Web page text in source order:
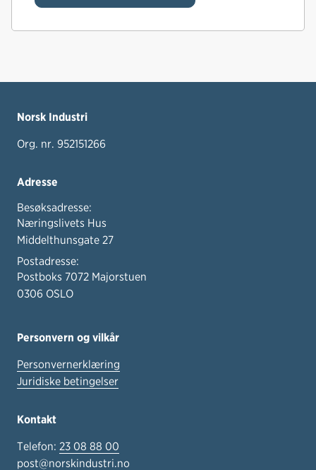
Norsk Industri
Org. nr. 952151266
Adresse
Besøksadresse:
Næringslivets Hus
Middelthunsgate 27
Postadresse:
Postboks 7072 Majorstuen
0306 OSLO
Personvern og vilkår
Personvernerklæring
Juridiske betingelser
Kontakt
Telefon: 23 08 88 00
post@norskindustri.no